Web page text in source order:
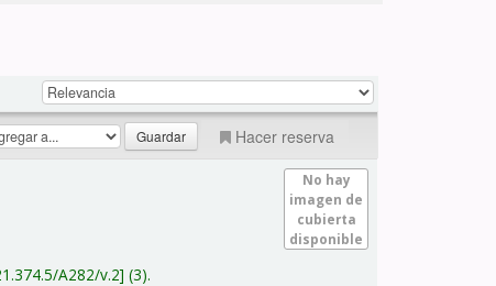
Hacer reserva
No hay
imagen de
cubierta
disponible
A282/v.2 (3).